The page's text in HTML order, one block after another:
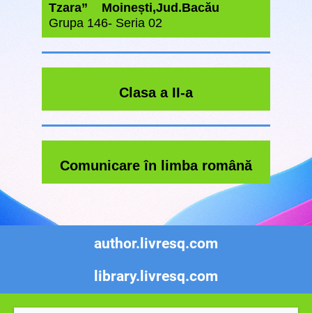
Tzara” Moinești,Jud.Bacău
Grupa 146- Seria 02
Clasa a II-a
Comunicare în limba română
author.livresq.com
library.livresq.com